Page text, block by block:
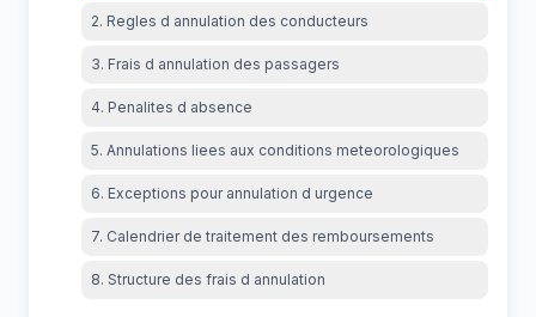
2. Regles d annulation des conducteurs
3. Frais d annulation des passagers
4. Penalites d absence
5. Annulations liees aux conditions meteorologiques
6. Exceptions pour annulation d urgence
7. Calendrier de traitement des remboursements
8. Structure des frais d annulation